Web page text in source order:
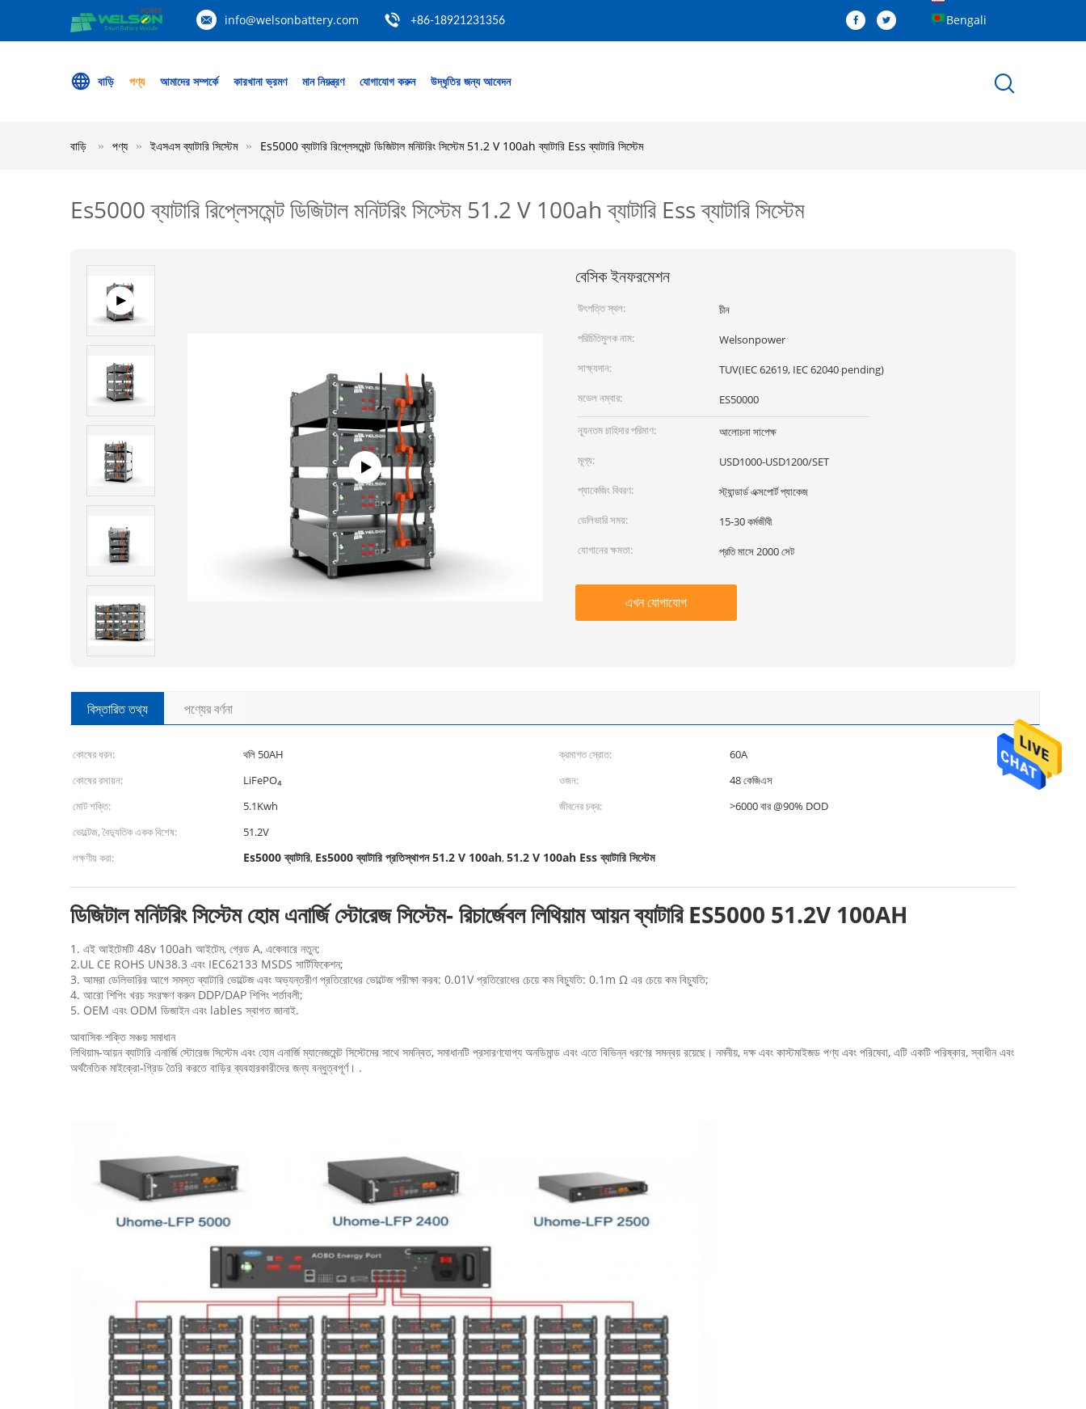
info@welsonbattery.com +86-18921231356 Bengali
বাড়ি পণ্য আমাদের সম্পর্কে কারখানা ভ্রমণ মান নিয়ন্ত্রণ যোগাযোগ করুন উদ্ধৃতির জন্য আবেদন
বাড়ি পণ্য ইএসএস ব্যাটারি সিস্টেম Es5000 ব্যাটারি রিপ্লেসমেন্ট ডিজিটাল মনিটরিং সিস্টেম 51.2 V 100ah ব্যাটারি Ess ব্যাটারি সিস্টেম
Es5000 ব্যাটারি রিপ্লেসমেন্ট ডিজিটাল মনিটরিং সিস্টেম 51.2 V 100ah ব্যাটারি Ess ব্যাটারি সিস্টেম
বেসিক ইনফরমেশন
উৎপত্তি স্থল:
চীন
পরিচিতিমুলক নাম:
Welsonpower
সাক্ষ্যদান:
TUV(IEC 62619, IEC 62040 pending)
মডেল নম্বার:
ES50000
ন্যূনতম চাহিদার পরিমাণ:
আলোচনা সাপেক্ষ
মূল্য:
USD1000-USD1200/SET
প্যাকেজিং বিবরণ:
স্ট্যান্ডার্ড এক্সপোর্ট প্যাকেজ
ডেলিভারি সময়:
15-30 কর্মজীবী
যোগানের ক্ষমতা:
প্রতি মাসে 2000 সেট
এখন যোগাযোগ
বিস্তারিত তথ্য পণ্যের বর্ণনা
কোষের ধরন: থলি 50AH ক্রমাগত স্রোত:
60A
কোষের রসায়ন:
LiFePO₄ ওজন:
48 কেজিএস
মোট শক্তি:
5.1Kwh জীবনের চক্র:
>6000 বার @90% DOD
ভোল্টেজ, বৈদ্যুতিক একক বিশেষ:
51.2V
লক্ষণীয় করা:
Es5000 ব্যাটারি, Es5000 ব্যাটারি প্রতিস্থাপন 51.2 V 100ah,51.2 V 100ah Ess ব্যাটারি সিস্টেম
ডিজিটাল মনিটরিং সিস্টেম হোম এনার্জি স্টোরেজ সিস্টেম- রিচার্জেবল লিথিয়াম আয়ন ব্যাটারি ES5000 51.2V 100AH
1. এই আইটেমটি 48v 100ah আইটেম, গ্রেড A, একেবারে নতুন;
2.UL CE ROHS UN38.3 এবং IEC62133 MSDS সার্টিফিকেশন;
3. আমরা ডেলিভারির আগে সমস্ত ব্যাটারি ভোল্টেজ এবং অভ্যন্তরীণ প্রতিরোধের ভোল্টেজ পরীক্ষা করব: 0.01V প্রতিরোধের চেয়ে কম বিচ্যুতি: 0.1m Ω এর চেয়ে কম বিচ্যুতি;
4. আরো শিপিং খরচ সংরক্ষণ করুন DDP/DAP শিপিং শর্তাবলী;
5. OEM এবং ODM ডিজাইন এবং lables স্বাগত জানাই.
আবাসিক শক্তি সঞ্চয় সমাধান
লিথিয়াম-আয়ন ব্যাটারি এনার্জি স্টোরেজ সিস্টেম এবং হোম এনার্জি ম্যানেজমেন্ট সিস্টেমের সাথে সমন্বিত, সমাধানটি প্রসারণযোগ্য অনডিমান্ড এবং এতে বিভিন্ন ধরণের সমন্বয় রয়েছে। নমনীয়, দক্ষ এবং কাস্টমাইজড পণ্য এবং পরিষেবা, এটি একটি পরিষ্কার, স্বাধীন এবং
অর্থনৈতিক মাইক্রো-গ্রিড তৈরি করতে বাড়ির ব্যবহারকারীদের জন্য বন্ধুত্বপূর্ণ। .